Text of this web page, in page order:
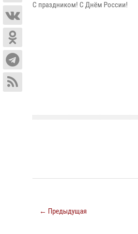
С праздником! С Днём России!
← Предыдущая